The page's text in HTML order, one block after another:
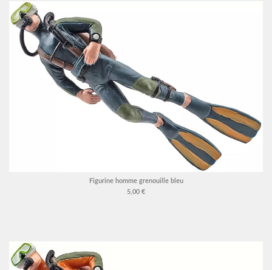
Figurine homme grenouille bleu
5,00 €